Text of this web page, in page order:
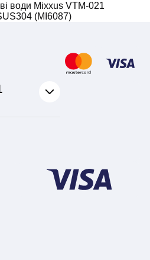
води Mixxus VTM-021
(MI6087)